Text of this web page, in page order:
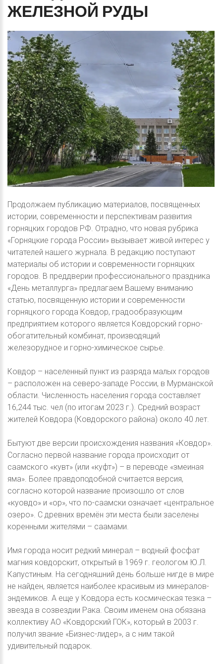
ЖЕЛЕЗНОЙ РУДЫ⁠⁠
Продолжаем публикацию материалов, посвященных
истории, современности и перспективам развития
горняцких городов РФ. Отрадно, что новая рубрика
«Горняцкие города России» вызывает живой интерес у
читателей нашего журнала. В редакцию поступают
материалы об истории и современности горняцких
городов. В преддверии профессионального праздника
«День металлурга» предлагаем Вашему вниманию
статью, посвященную истории и современности
горняцкого города Ковдор, градообразующим
предприятием которого является Ковдорский горно-
обогатительный комбинат, производящий
железорудное и горно-химическое сырье.
Ковдор – населенный пункт из разряда малых городов
– расположен на северо-западе России, в Мурманской
области. Численность населения города составляет
16,244 тыс. чел (по итогам 2023 г.). Средний возраст
жителей Ковдора (Ковдорского района) около 40 лет.
Бытуют две версии происхождения названия «Ковдор».
Согласно первой название города происходит от
саамского «кувт» (или «куфт») – в переводе «змеиная
яма». Более правдоподобной считается версия,
согласно которой название произошло от слов
«куовдо» и «ор», что по-саамски означает «центральное
озеро». С древних времён эти места были заселены
коренными жителями – саамами.
Имя города носит редкий минерал – водный фосфат
магния ковдорскит, открытый в 1969 г. геологом Ю.Л.
Капустиным. На сегодняшний день больше нигде в мире
не найден, является наиболее красивым из минералов-
эндемиков. А еще у Ковдора есть космическая тезка –
звезда в созвездии Рака. Своим именем она обязана
коллективу АО «Ковдорский ГОК», который в 2003 г.
получил звание «Бизнес-лидер», а с ним такой
удивительный подарок.